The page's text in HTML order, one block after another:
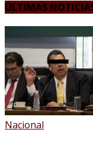
ÚLTIMAS
Nacional